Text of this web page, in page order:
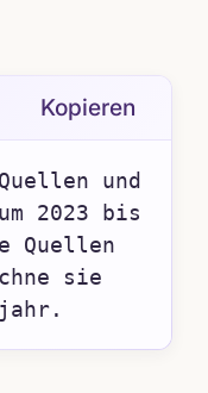
Kopieren
und
2023 bis
Quellen
sie